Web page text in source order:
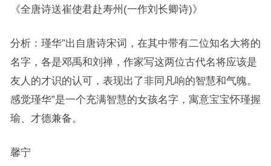
《全唐诗送崔使君赴寿州(一作刘长卿诗)》
分析：瑾华”出自唐诗宋词，在其中带有二位知名大将的
名字，各是邓禹和刘禅，作家写这两位古代名将应该是
友人的才识的认可，表现出了非同凡响的智慧和气魄。
感觉瑾华”是一个充满智慧的女孩名字，寓意宝宝怀瑾握
瑜、才德兼备。
馨宁